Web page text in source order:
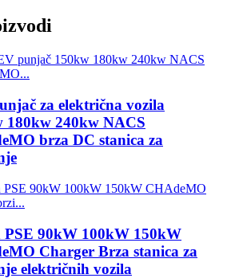
za električna vozila
180kw 240kw NACS
brza DC stanica za
PSE 90kW 100kW 150kW
Charger Brza stanica za
električnih vozila